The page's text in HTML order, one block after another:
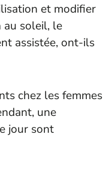
et modifier
au soleil, le
assistée, ont-ils
chez les femmes
une
jour sont